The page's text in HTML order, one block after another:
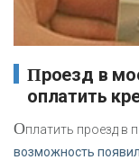
Проезд в московском метро можно
оплатить
Оплатить проезд в
возможность